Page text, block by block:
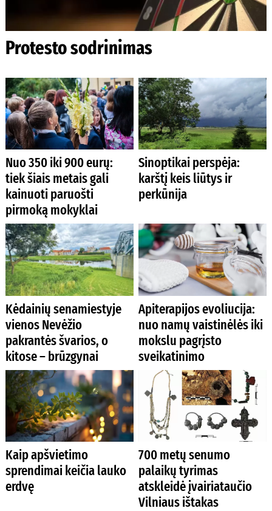
Protesto sodrinimas
Nuo 350 iki 900 eurų:
tiek šiais metais gali
kainuoti paruošti
pirmoką mokyklai
Sinoptikai perspėja:
karštį keis liūtys ir
perkūnija
Kėdainių senamiestyje
vienos Nevėžio
pakrantės švarios, o
kitose – brūzgynai
Apiterapijos evoliucija:
nuo namų vaistinėlės iki
mokslu pagrįsto
sveikatinimo
Kaip apšvietimo
sprendimai keičia lauko
erdvę
700 metų senumo
palaikų tyrimas
atskleidė įvairiataučio
Vilniaus ištakas